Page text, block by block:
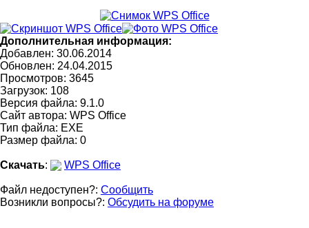
Дополнительная информация:
Добавлен: 30.06.2014
Обновлен: 24.04.2015
Просмотров: 3645
Загрузок: 108
Версия файла: 9.1.0
Сайт автора: WPS Office
Тип файла: EXE
Размер файла: 0
Скачать: WPS Office
Файл недоступен?: Сообщить
Возникли вопросы?: Обсудить на форуме